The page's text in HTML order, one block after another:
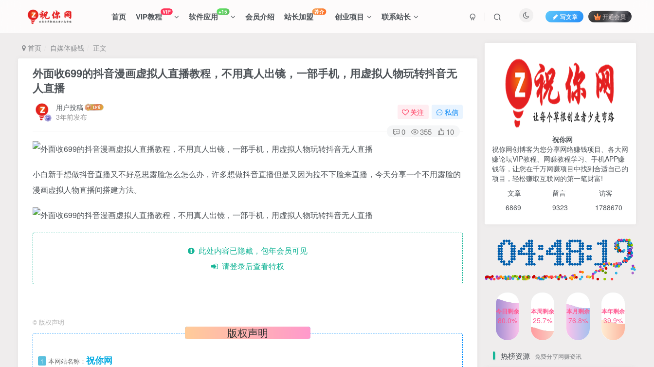
首页 VIP教程VIP 软件应用+15 会员介绍 站长加盟荐介 创业项目 联系站长 写文章 开通会员
首页 自媒体赚钱 正文
外面收699的抖音漫画虚拟人直播教程，不用真人出镜，一部手机，用虚拟人物玩转抖音无
人直播
用户投稿
3年前发布
关注 私信
0 355 10
小白新手想做抖音直播又不好意思露脸怎么怎么办，许多想做抖音直播但是又因为拉不下脸来直播，今天分享一个不用露脸的
漫画虚拟人物直播间搭建方法。
此处内容已隐藏，包年会员可见
请登录后查看特权
© 版权声明
版权声明
1 本网站名称： 祝你网
425人已阅读
AI编程出海实战课：10分钟速建AI网站
+支付登陆对接，掌握出海全流程
TOP1
2026姜胡说流量&商业设
计，把流量转化为留量，设
计自己的商业模式
6个月前 425人已阅读
TOP2
货，以混剪为主，不需要真
小红书笔记带货课，流量电
商新机会，抓住小红书的流
量红利(更新26年2月)
5个月前 419人已阅读
TOP4
公众号流量主之星座盘点赛
TOP5
AI商业编程智能体开发课：
掌握LangChain+LangGraph
构建多智能体协同架构的核
4个月前 417人已阅读
TOP6
祝你网
祝你网创博客为您分享网络赚钱项目、各大网
赚论坛VIP教程、网赚教程学习、手机APP赚
钱等，让您在千万网赚项目中找到合适自己的
项目，轻松赚取互联网的第一笔财富!
文章 留言 访客
6869 9323 1788670
今日剩余
80.0%
本周剩余
25.7%
本月剩余
76.8%
本年剩余
39.9%
热榜资源 免费分享网赚资讯